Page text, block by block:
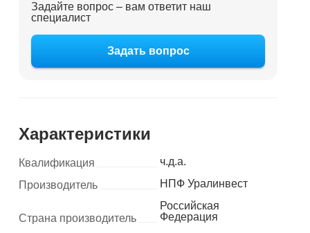
Задайте вопрос – вам ответит наш
специалист
Задать вопрос
Характеристики
Квалификация
ч.д.а.
Производитель
НПФ Уралинвест
Страна производитель
Российская
Федерация